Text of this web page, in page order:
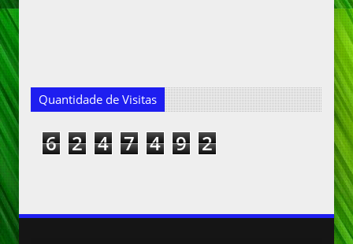
Quantidade de Visitas
6 2 4 7 4 9 2